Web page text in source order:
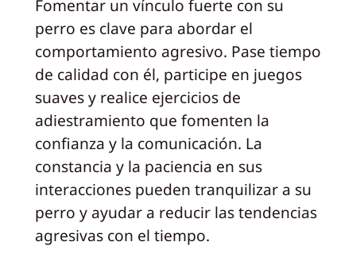
Fomentar un vínculo fuerte con su
perro es clave para abordar el
comportamiento agresivo. Pase tiempo
de calidad con él, participe en juegos
suaves y realice ejercicios de
adiestramiento que fomenten la
confianza y la comunicación. La
constancia y la paciencia en sus
interacciones pueden tranquilizar a su
perro y ayudar a reducir las tendencias
agresivas con el tiempo.